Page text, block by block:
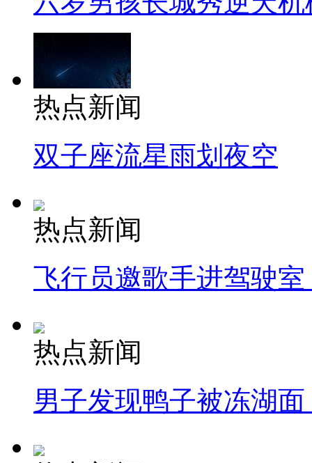
热点新闻
双子座流星雨划夜空
热点新闻
飞行员邀歌手进驾驶
热点新闻
男子发现鸭子被冻湖